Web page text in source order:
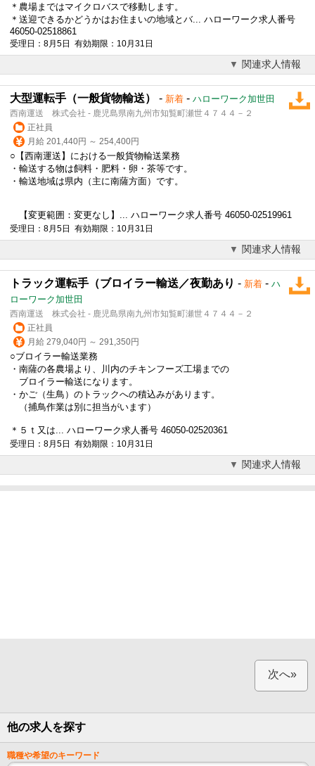
＊農場まではマイクロバスで移動します。
＊送迎できるかどうかはお住まいの地域とバ... ハローワーク求人番号
46050-02518861
受理日：8月5日 有効期限：10月31日
関連求人情報
大型運転手（一般貨物輸送） - 新着 - ハローワーク加世田
西南運送 株式会社 - 鹿児島県南九州市知覧町瀬世４７４４－２
正社員
月給 201,440円 ～ 254,400円
○【西南運送】における一般貨物輸送業務
・輸送する物は飼料・肥料・卵・茶等です。
・輸送地域は県内（主に南薩方面）です。
【変更範囲：変更なし】... ハローワーク求人番号 46050-02519961
受理日：8月5日 有効期限：10月31日
関連求人情報
トラック運転手（ブロイラー輸送／夜勤あり - 新着 - ハ
ローワーク加世田
西南運送 株式会社 - 鹿児島県南九州市知覧町瀬世４７４４－２
正社員
月給 279,040円 ～ 291,350円
○ブロイラー輸送業務
・南薩の各農場より、川内のチキンフーズ工場までの
ブロイラー輸送になります。
・かご（生鳥）のトラックへの積込みがあります。
（捕鳥作業は別に担当がいます）
＊５ｔ又は... ハローワーク求人番号 46050-02520361
受理日：8月5日 有効期限：10月31日
関連求人情報
次へ»
他の求人を探す
職種や希望のキーワード